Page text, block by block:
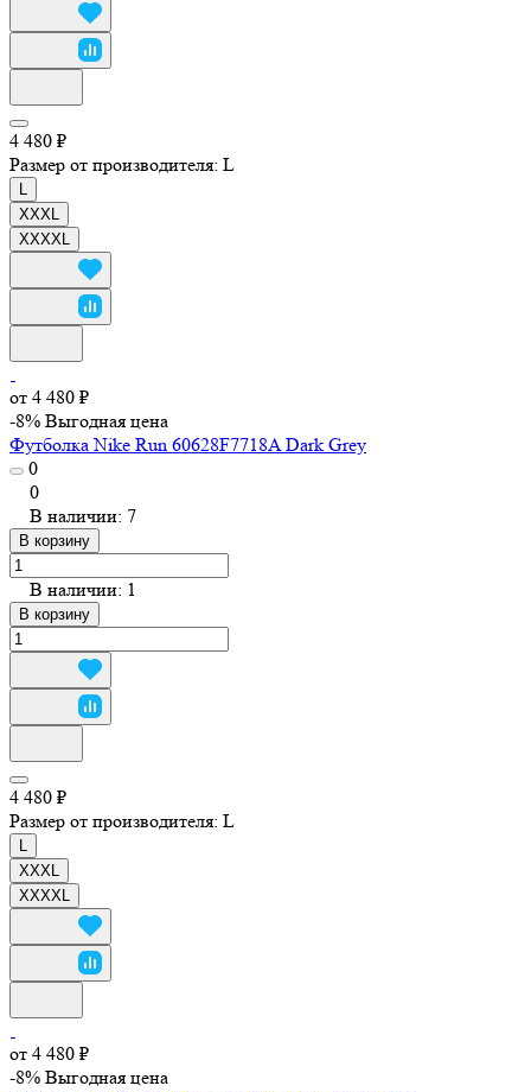
4 480 ₽
Размер от производителя: L
XXXL
XXXXL
от 4 480 ₽
-8% Выгодная цена
Футболка Nike Run 60628F7718A Dark Grey
0
0
В наличии: 7
В корзину
В наличии: 1
В корзину
4 480 ₽
Размер от производителя: L
XXXL
XXXXL
от 4 480 ₽
-8% Выгодная цена